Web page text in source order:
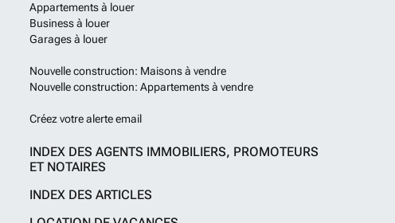
Appartements à louer
Business à louer
Garages à louer
Nouvelle construction: Maisons à vendre
Nouvelle construction: Appartements à vendre
Créez votre alerte email
INDEX DES AGENTS IMMOBILIERS, PROMOTEURS
ET NOTAIRES
INDEX DES ARTICLES